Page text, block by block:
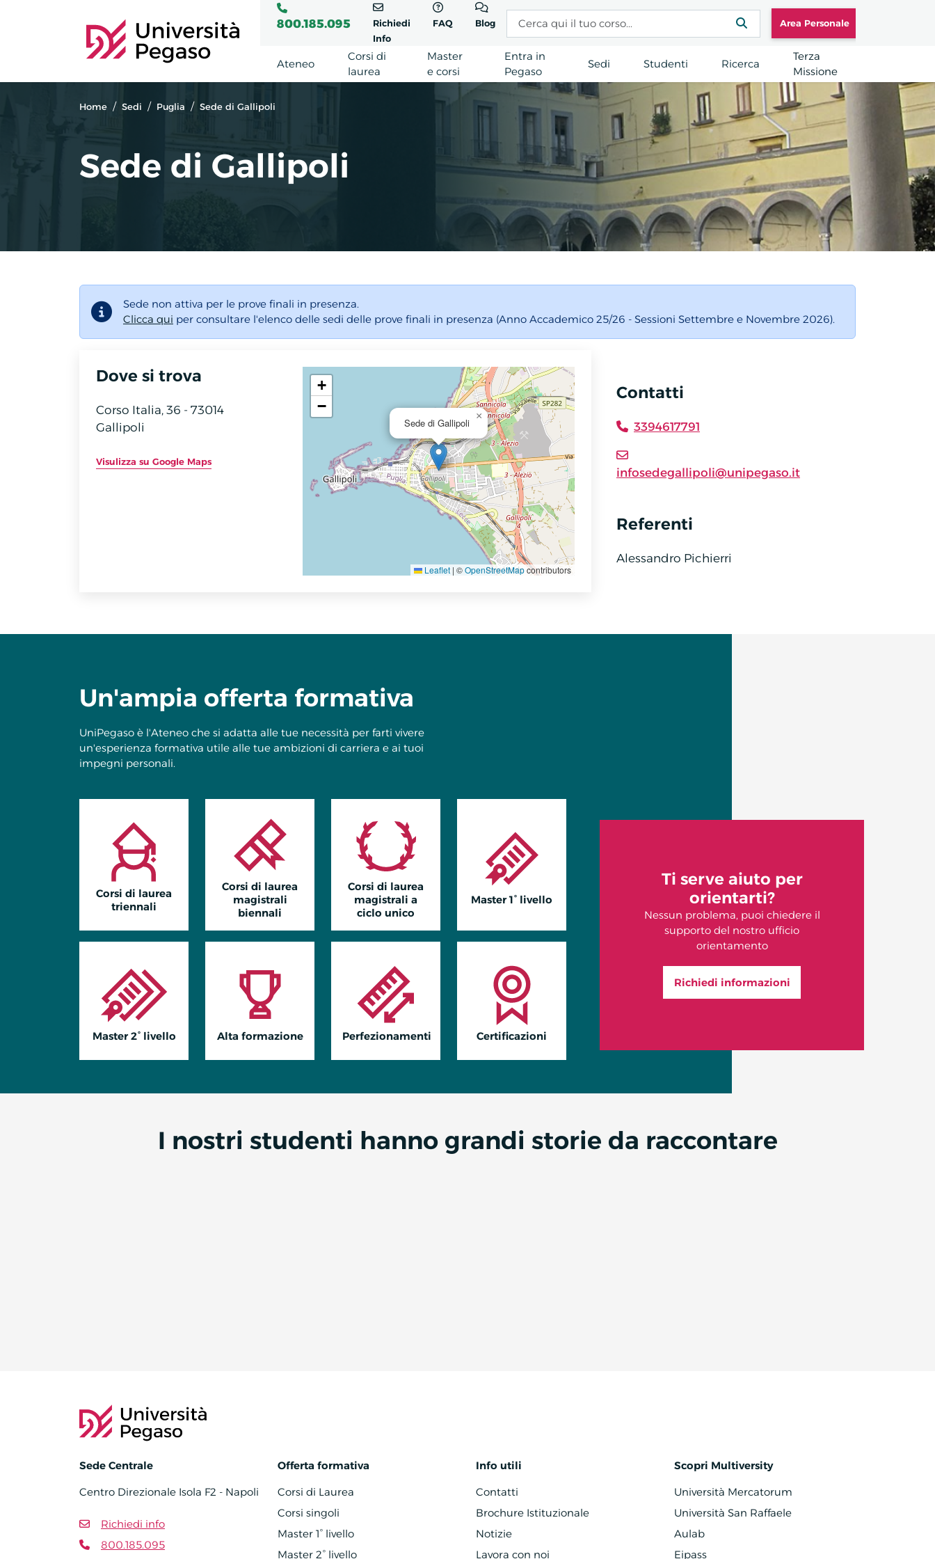
800.185.095
Richiedi
Info
FAQ Blog Area Personale
Ateneo
Corsi di
laurea
Master
e corsi
Entra in
Pegaso
Sedi Studenti Ricerca
Terza
Missione
Home Sedi Puglia Sede di Gallipoli
Sede di Gallipoli
Sede non attiva per le prove finali in presenza.
Clicca qui per consultare l'elenco delle sedi delle prove finali in presenza (Anno Accademico 25/26 - Sessioni Settembre e Novembre 2026).
Dove si trova
Corso Italia, 36 - 73014
Gallipoli
Visulizza su Google Maps
Sede di Gallipoli
×
+
−
Leaflet | ©OpenStreetMapcontributors
Contatti
3394617791
infosedegallipoli@unipegaso.it
Referenti
Alessandro Pichierri
Un'ampia offerta formativa
UniPegaso è l'Ateneo che si adatta alle tue necessità per farti vivere
un'esperienza formativa utile alle tue ambizioni di carriera e ai tuoi
impegni personali.
Corsi di laurea
triennali
Corsi di laurea
magistrali
biennali
Corsi di laurea
magistrali a
ciclo unico
Master 1° livello
Master 2° livello Alta formazione Perfezionamenti Certificazioni
Ti serve aiuto per
orientarti?
Nessun problema, puoi chiedere il
supporto del nostro ufficio
orientamento
Richiedi informazioni
I nostri studenti hanno grandi storie da raccontare
Sede Centrale
Centro Direzionale Isola F2 - Napoli
Richiedi info
800.185.095
Offerta formativa
Corsi di Laurea
Corsi singoli
Master 1° livello
Master 2° livello
Info utili
Contatti
Brochure Istituzionale
Notizie
Lavora con noi
Scopri Multiversity
Università Mercatorum
Università San Raffaele
Aulab
Eipass